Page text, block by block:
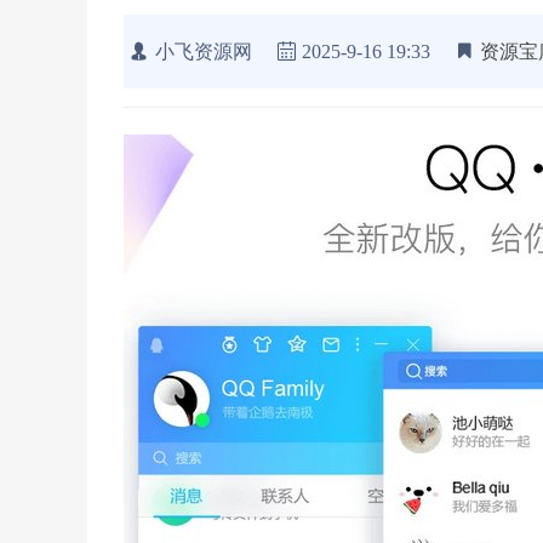
小飞资源网 2025-9-16 19:33 资源宝